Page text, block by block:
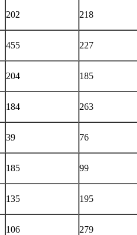
202 218
455 227
204 185
184 263
39 76
185 99
135 195
106 279